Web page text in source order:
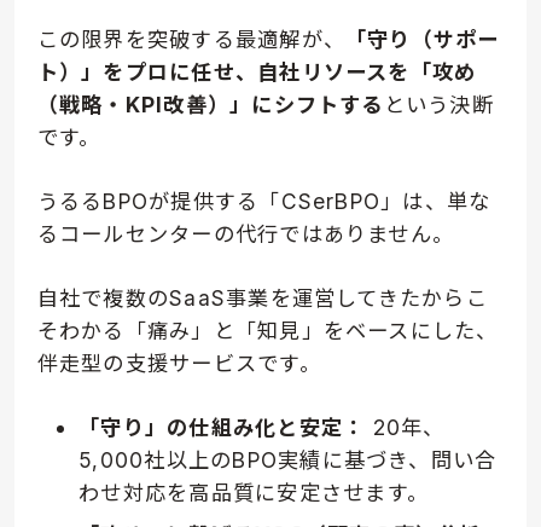
この限界を突破する最適解が、
「守り（サポー
ト）」をプロに任せ、自社リソースを「攻め
（戦略・KPI改善）」にシフトする という決断
です。
うるるBPOが提供する「CSerBPO」は、単な
るコールセンターの代行ではありません。
自社で複数のSaaS事業を運営してきたからこ
そわかる「痛み」と「知見」をベースにした、
伴走型の支援サービスです。
「守り」の仕組み化と安定：
20年、
5,000社以上のBPO実績に基づき、問い合
わせ対応を高品質に安定させます。